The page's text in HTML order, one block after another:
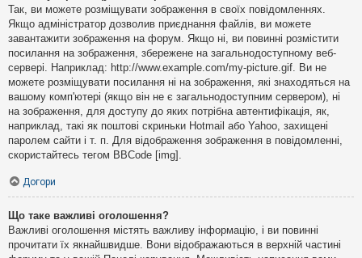
Так, ви можете розміщувати зображення в своїх повідомленнях.
Якщо адміністратор дозволив приєднання файлів, ви можете
завантажити зображення на форум. Якщо ні, ви повинні розмістити
посилання на зображення, збережене на загальнодоступному веб-
сервері. Наприклад: http://www.example.com/my-picture.gif. Ви не
можете розміщувати посилання ні на зображення, які знаходяться на
вашому комп'ютері (якщо він не є загальнодоступним сервером), ні
на зображення, для доступу до яких потрібна автентифікація, як,
наприклад, такі як поштові скриньки Hotmail або Yahoo, захищені
паролем сайти і т. п. Для відображення зображення в повідомленні,
скористайтесь тегом BBCode [img].
Догори
Що таке важливі оголошення?
Важливі оголошення містять важливу інформацію, і ви повинні
прочитати їх якнайшвидше. Вони відображаються в верхній частині